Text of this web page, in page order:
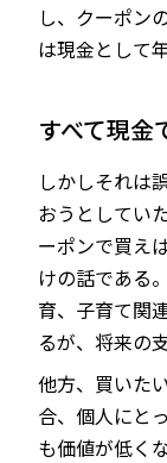
し、クーポン
は現金として
すべて現金
しかしそれは
おうとしてい
ーポンで買え
けの話である
育、子育て関
るが、将来の
他方、買いた
合、個人にと
も価値が低く